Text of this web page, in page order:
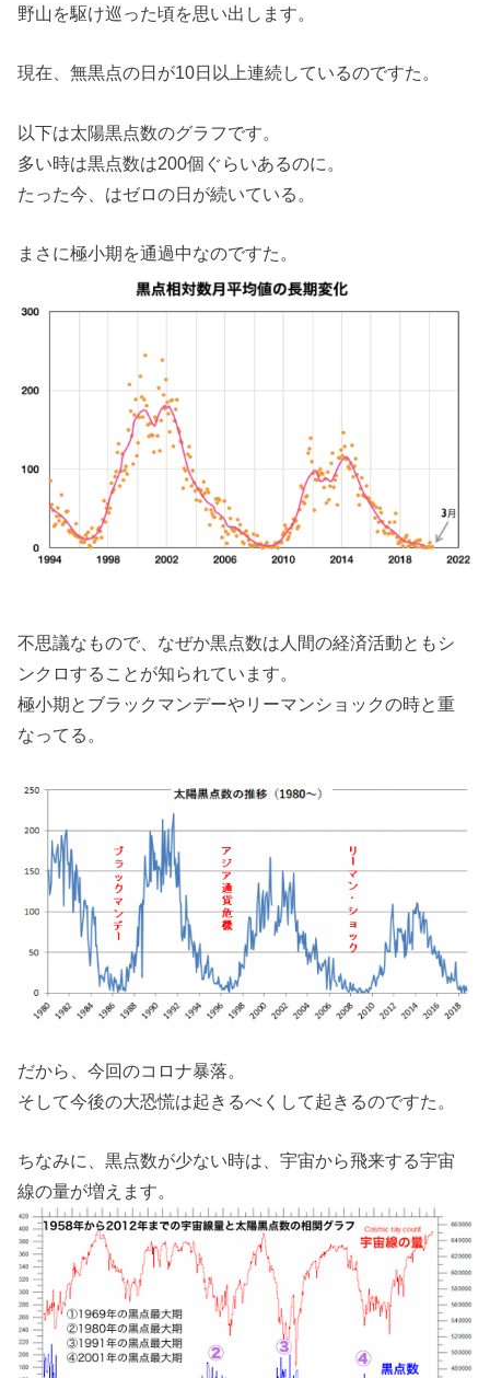
野山を駆け巡った頃を思い出します。
現在、無黒点の日が10日以上連続しているのですた。
以下は太陽黒点数のグラフです。
多い時は黒点数は200個ぐらいあるのに。
たった今、はゼロの日が続いている。
まさに極小期を通過中なのですた。
不思議なもので、なぜか黒点数は人間の経済活動ともシ
ンクロすることが知られています。
極小期とブラックマンデーやリーマンショックの時と重
なってる。
だから、今回のコロナ暴落。
そして今後の大恐慌は起きるべくして起きるのですた。
ちなみに、黒点数が少ない時は、宇宙から飛来する宇宙
線の量が増えます。